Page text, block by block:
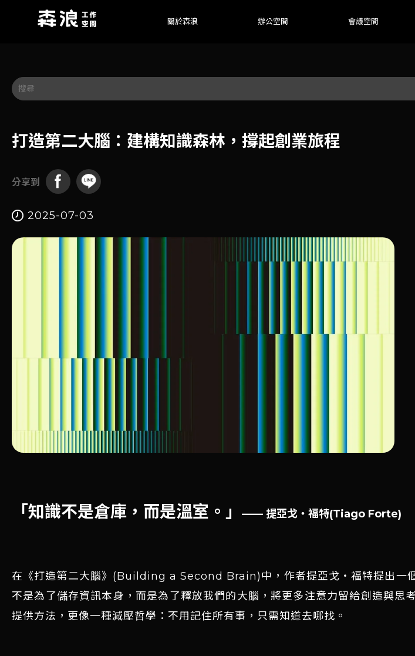
關於森浪 辦公空間 會議空間
打造第二大腦：建構知識森林，撐起創業旅程
分享到
2025-07-03
「知識不是倉庫，而是溫室。」 —— 提亞戈・福特(Tiago Forte)
在《打造第二大腦》(Building a Second Brain)中，作者提亞戈・福特提出一
不是為了儲存資訊本身，而是為了釋放我們的大腦，將更多注意力留給創造與
提供方法，更像一種減壓哲學：不用記住所有事，只需知道去哪找。